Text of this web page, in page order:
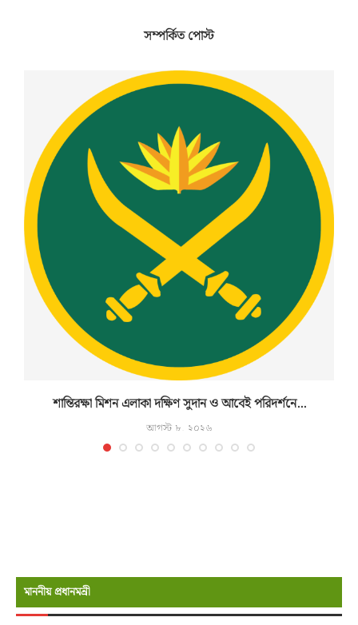
সম্পর্কিত পোস্ট
শান্তিরক্ষা মিশন এলাকা দক্ষিণ সুদান ও আবেই পরিদর্শনে...
আগস্ট ৮, ২০২৬
মাননীয় প্রধানমন্রী